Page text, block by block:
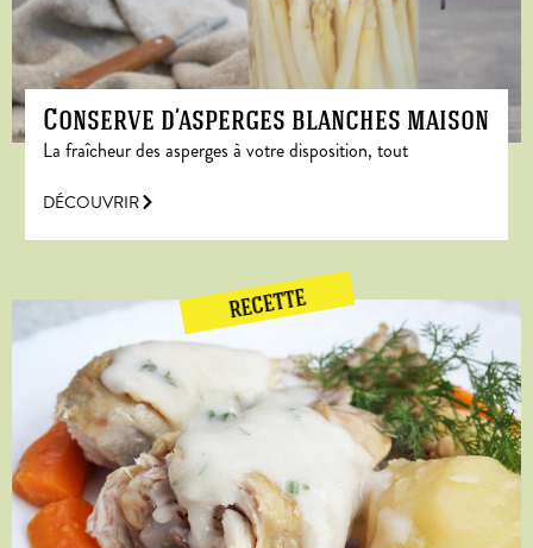
Conserve d’asperges blanches maison
La fraîcheur des asperges à votre disposition, tout
DÉCOUVRIR
RECETTE